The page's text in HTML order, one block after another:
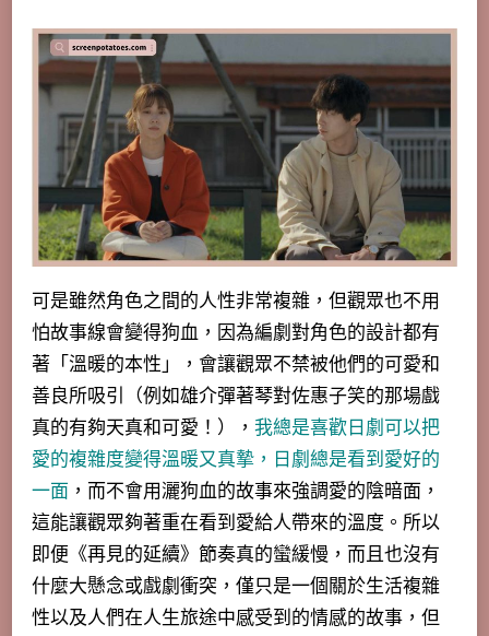
可是雖然角色之間的人性非常複雜，但觀眾也不用
怕故事線會變得狗血，因為編劇對角色的設計都有
著「溫暖的本性」，會讓觀眾不禁被他們的可愛和
善良所吸引（例如雄介彈著琴對佐惠子笑的那場戲
真的有夠天真和可愛！）， 我總是喜歡日劇可以把
愛的複雜度變得溫暖又真摯，日劇總是看到愛好的
一面 ，而不會用灑狗血的故事來強調愛的陰暗面，
這能讓觀眾夠著重在看到愛給人帶來的溫度。所以
即便 《再見的延續》 節奏真的蠻緩慢，而且也沒有
什麼大懸念或戲劇衝突，僅只是一個關於生活複雜
性以及人們在人生旅途中感受到的情感的故事，但